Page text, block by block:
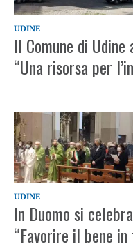
UDINE
Il Comune di Udine
“Una risorsa per
UDINE
In Duomo si
“Favorire il bene